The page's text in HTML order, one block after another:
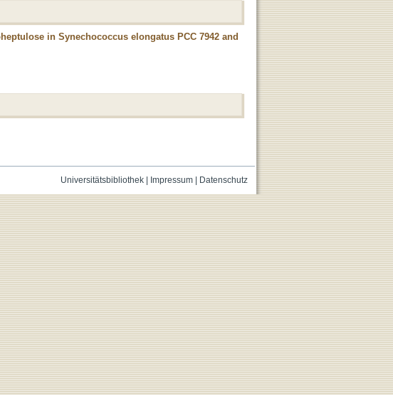
in Synechococcus elongatus PCC 7942 and
Universitätsbibliothek| Impressum| Datenschutz